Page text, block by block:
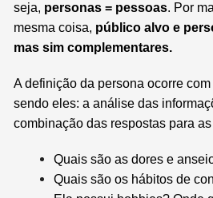
seja, personas = pessoas. Por
mesma coisa, público alvo e
mas sim complementares.
A definição da persona ocorre
sendo eles: a análise das
combinação das respostas para
Quais são as dores e
Quais são os hábitos de